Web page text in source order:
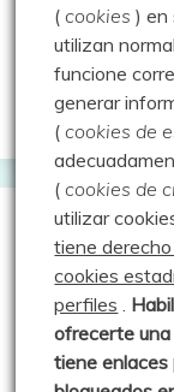
Rutas y
Valdeolea. Río
Aprendiz de
Guías de
Manu - Entre
Luis Crespo
(cookies ) en
utilizan
funcione
generar
(cookies de
(cookies de
utilizar
tiene
cookies
perfiles .
ofrecerte una
tiene enlaces